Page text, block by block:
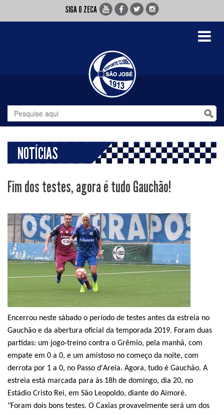
SIGA O ZECA
Toggle
NOTÍCIAS
Fim dos testes, agora é tudo Gauchão!
Encerrou neste sábado o período de testes antes da estreia no
Gauchão e da abertura oficial da temporada 2019. Foram duas
partidas: um jogo-treino contra o Grêmio, pela manhã, com
empate em 0 a 0, e um amistoso no começo da noite, com
derrota por 1 a 0, no Passo d'Areia. Agora, tudo é Gauchão. A
estreia está marcada para às 18h de domingo, dia 20, no
Estádio Cristo Rei, em São Leopoldo, diante do Aimoré.
"Foram dois bons testes. O Caxias provavelmente será um dos